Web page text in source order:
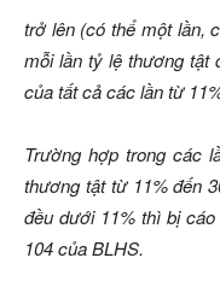
trở lên (có thể một lần,
mỗi lần tỷ lệ thương tật
của tất cả các lần từ
Trường hợp trong các
thương tật từ 11% đến
đều dưới 11% thì bị
104 của BLHS.